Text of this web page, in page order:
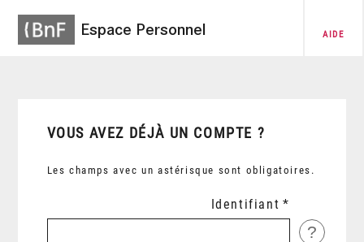
Espace Personnel AIDE
VOUS AVEZ DÉJÀ UN COMPTE ?
Les champs avec un astérisque sont obligatoires.
Identifiant
?